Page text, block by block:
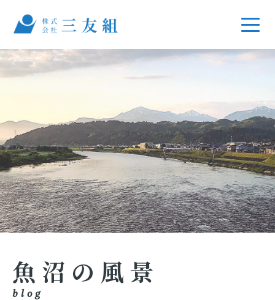
魚沼の風景
blog